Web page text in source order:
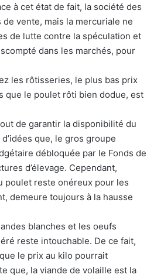
à cet état de fait, la société des
de vente, mais la mercuriale ne
de lutte contre la spéculation et
dans les marchés, pour
les rôtisseries, le plus bas prix
que le poulet rôti bien dodue, est
de garantir la disponibilité du
que, le gros groupe
débloquée par le Fonds de
d’élevage. Cependant,
poulet reste onéreux pour les
demeure toujours à la hausse
blanches et les oeufs
reste intouchable. De ce fait,
le prix au kilo pourrait
que, la viande de volaille est la
Coupe de la Confédération : l’USMA et
le CRB fixés sur leurs adversaires
potentiels
Ligue des champions d’Afrique : le MC
Alger débutera face au Nigérien de
Nigelec